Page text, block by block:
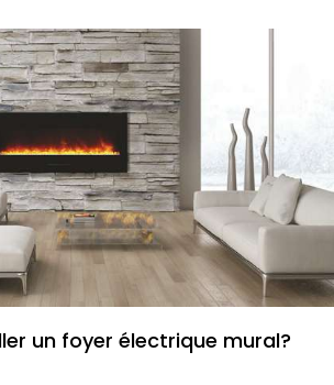
un foyer électrique mural?